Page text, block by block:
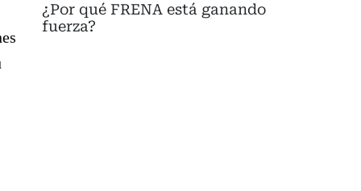
¿Por qué FRENA está ganando
fuerza?